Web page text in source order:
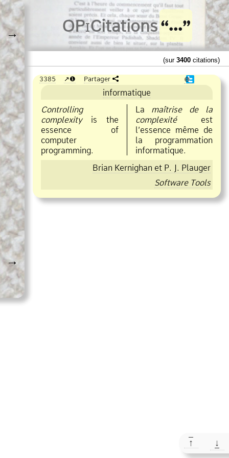
→
→
OPiCitations
(sur 3400 citations)
3385 ❶ Partager ❶
informatique
Controlling
complexityis the
essence of
computer
programming.
La maîtrise de la
complexitéest
l’essence même de
la programmation
informatique.
Brian Kernighan et P. J. Plauger
Software Tools
↑ ↓